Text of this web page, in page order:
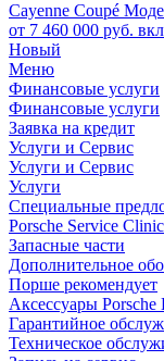
Cayenne Coupé
от 7 460 000 руб.
Новый
Меню
Финансовые услуги
Финансовые услуги
Заявка на кредит
Услуги и Сервис
Услуги и Сервис
Услуги
Специальные
Porsche Service Clinic
Запасные части
Дополнительное
Порше рекомендует
Аксессуары Porsche
Гарантийное
Техническое